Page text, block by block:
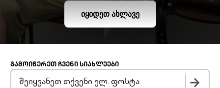
ᲘᲧᲘᲓᲔᲗ ᲐᲮᲚᲐᲕᲔ
ᲒᲐᲛᲝᲘᲬᲔᲠᲔᲗ ᲩᲕᲔᲜᲘ ᲡᲘᲐᲮᲚᲔᲔᲑᲘ